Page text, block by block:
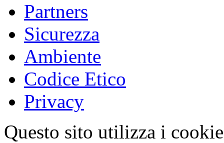
Partners
Sicurezza
Ambiente
Codice Etico
Privacy
Questo sito utilizza i